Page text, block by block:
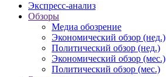
Экспресс-анализ
Обзоры
Медиа обозрение
Экономический обзор (нед.)
Политический обзор (нед.)
Экономический обзор (мес.)
Политический обзор (мес.)